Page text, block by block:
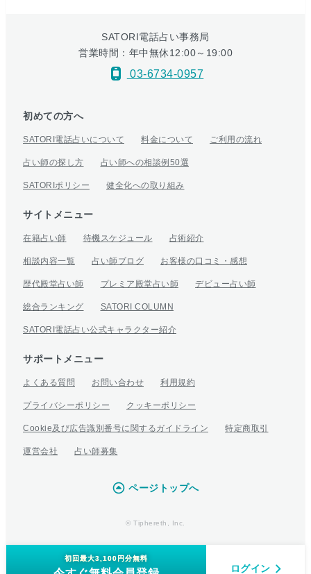
SATORI電話占い事務局
営業時間：年中無休12:00～19:00
03-6734-0957
初めての方へ
SATORI電話占いについて 料金について ご利用の流れ
占い師の探し方 占い師への相談例50選
SATORIポリシー 健全化への取り組み
サイトメニュー
在籍占い師 待機スケジュール 占術紹介
相談内容一覧 占い師ブログ お客様の口コミ・感想
歴代殿堂占い師 プレミア殿堂占い師 デビュー占い師
総合ランキング SATORI COLUMN
SATORI電話占い公式キャラクター紹介
サポートメニュー
よくある質問 お問い合わせ 利用規約
プライバシーポリシー クッキーポリシー
Cookie及び広告識別番号に関するガイドライン 特定商取引
運営会社 占い師募集
ページトップへ
© Tiphereth, Inc.
初回最大3,100円分無料
ログイン